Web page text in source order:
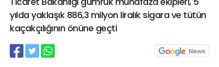
yılda yaklaşık 886,3 milyon liralık sigara ve tütün
kaçakçılığının önüne geçti
21 Gölcük
02624132333